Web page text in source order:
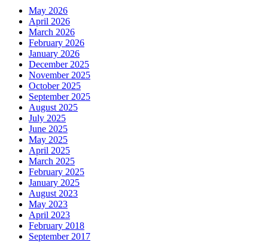
May 2026
April 2026
March 2026
February 2026
January 2026
December 2025
November 2025
October 2025
September 2025
August 2025
July 2025
June 2025
May 2025
April 2025
March 2025
February 2025
January 2025
August 2023
May 2023
April 2023
February 2018
September 2017